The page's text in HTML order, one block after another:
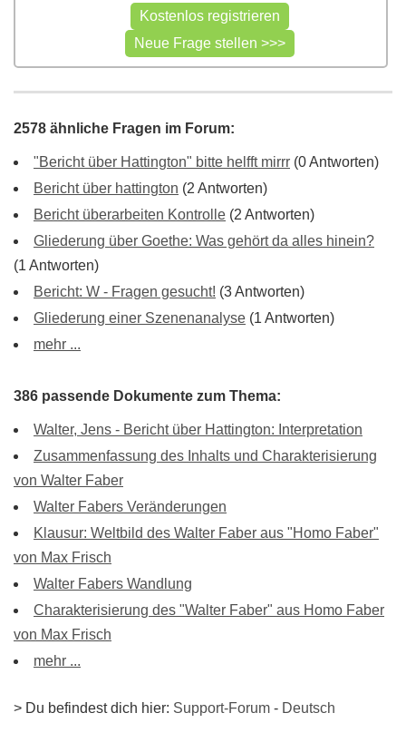
2578 ähnliche Fragen im Forum:
"Bericht über Hattington" bitte helfft mirrr (0 Antworten)
Bericht über hattington (2 Antworten)
Bericht überarbeiten Kontrolle (2 Antworten)
Gliederung über Goethe: Was gehört da alles hinein?
(1 Antworten)
Bericht: W - Fragen gesucht! (3 Antworten)
Gliederung einer Szenenanalyse (1 Antworten)
mehr ...
386 passende Dokumente zum Thema:
Walter, Jens - Bericht über Hattington: Interpretation
Zusammenfassung des Inhalts und Charakterisierung
von Walter Faber
Walter Fabers Veränderungen
Klausur: Weltbild des Walter Faber aus "Homo Faber"
von Max Frisch
Walter Fabers Wandlung
Charakterisierung des "Walter Faber" aus Homo Faber
von Max Frisch
mehr ...
> Du befindest dich hier: Support-Forum - Deutsch